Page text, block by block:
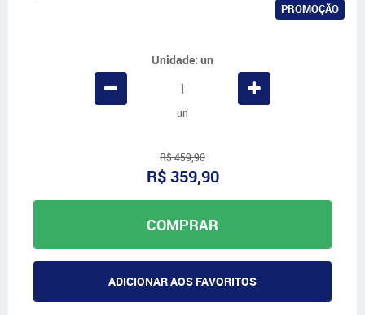
PROMOÇÃO
Unidade: un
un
R$ 459,90
R$ 359,90
COMPRAR
ADICIONAR AOS FAVORITOS